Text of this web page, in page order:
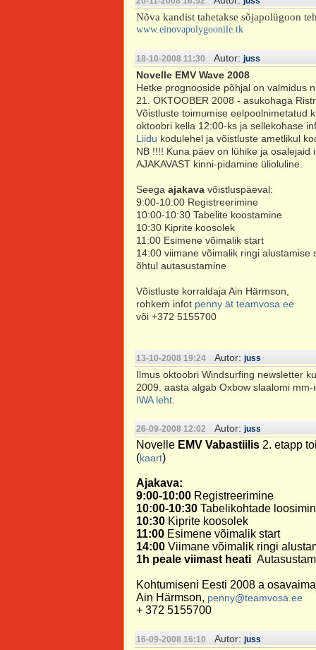
Nõva kandist tahetakse sõjapolügoon
www.einovapolygoonile.tk
18-10-2008 11:30 Autor: juss
Novelle EMV Wave 2008
Hetke prognooside põhjal on valmidus
21. OKTOOBER 2008 - asukohaga
Võistluste toimumise eelpoolnimetatud
oktoobri kella 12:00-ks ja sellekohase
Liidu kodulehel ja võistluste ametlikul
NB !!!! Kuna päev on lühike ja osalejaid
AJAKAVAST kinni-pidamine ülioluline.
Seega ajakava võistluspäeval:
9:00-10:00 Registreerimine
10:00-10:30 Tabelite koostamine
10:30 Kiprite koosolek
11:00 Esimene võimalik start
14:00 viimane võimalik ringi alustamise
õhtul autasustamine
Võistluste korraldaja Ain Härmson,
rohkem infot penny ät teamvosa.ee
või +372 5155700
13-10-2008 19:24 Autor: juss
Ilmus oktoobri Windsurfing newsletter
2009. aasta algab Oxbow slaalomi
IWA leht.
26-09-2008 12:02 Autor: juss
Novelle EMV Vabastiilis 2. etapp
(kaart)
Ajakava:
9:00-10:00 Registreerimine
10:00-10:30 Tabelikohtade
10:30 Kiprite koosolek
11:00 Esimene võimalik start
14:00 Viimane võimalik ringi
1h peale viimast heati
Kohtumiseni Eesti 2008 a
Ain Härmson, penny@teamvosa.ee
+ 372 5155700
16-09-2008 16:10 Autor: juss